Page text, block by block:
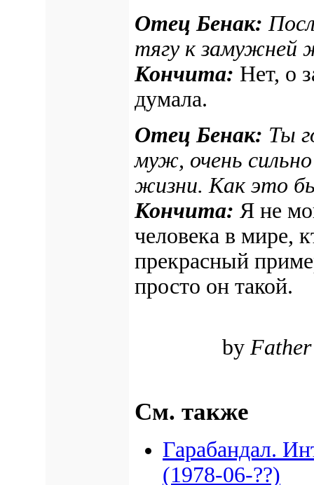
Отец Бенак:
тягу к замужней
Кончита: Нет, о
думала.
Отец Бенак: Ты
муж, очень
жизни. Как это
Кончита: Я не
человека в мире,
прекрасный
просто он такой.
by
См. также
Гарабандал.
(1978-06-??)